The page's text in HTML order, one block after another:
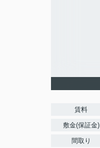
賃料
敷金(保証金)
間取り